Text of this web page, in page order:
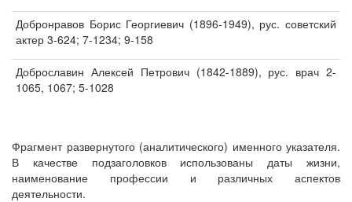
Добронравов Борис Георгиевич (1896-1949), рус. советский
актер 3-624; 7-1234; 9-158
Доброславин Алексей Петрович (1842-1889), рус. врач 2-
1065, 1067; 5-1028
Фрагмент развернутого (аналитического) именного указателя.
В качестве подзаголовков использованы даты жизни,
наименование профессии и различных аспектов
деятельности.